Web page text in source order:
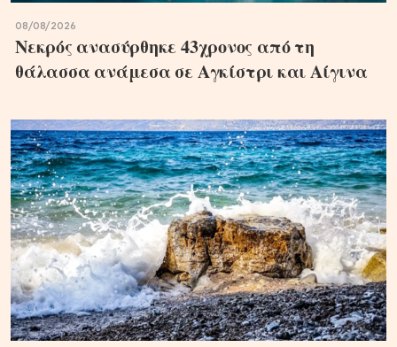
08/08/2026
Νεκρός ανασύρθηκε 43χρονος από τη
θάλασσα ανάμεσα σε Αγκίστρι και Αίγινα